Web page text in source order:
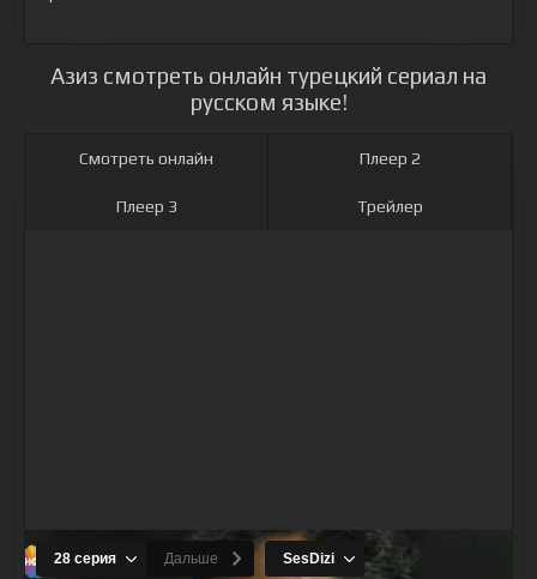
Азиз смотреть онлайн турецкий сериал на
русском языке!
Смотреть онлайн Плеер 2
Плеер 3 Трейлер